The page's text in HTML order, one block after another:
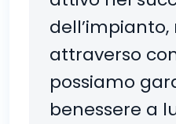
attraverso
possiamo
benessere a